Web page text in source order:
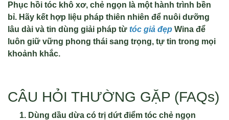
Phục hồi tóc khô xơ, chẻ ngọn là một hành trình bền
bỉ. Hãy kết hợp liệu pháp thiên nhiên để nuôi dưỡng
lâu dài và tin dùng giải pháp từ tóc giả đẹp Wina để
luôn giữ vững phong thái sang trọng, tự tin trong mọi
khoảnh khắc.
CÂU HỎI THƯỜNG GẶP (FAQs)
Dùng dầu dừa có trị dứt điểm tóc chẻ ngọn